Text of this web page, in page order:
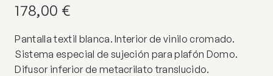
178,00 €
Pantalla textil blanca. Interior de vinilo cromado.
Sistema especial de sujeción para plafón Domo.
Difusor inferior de metacrilato translucido.